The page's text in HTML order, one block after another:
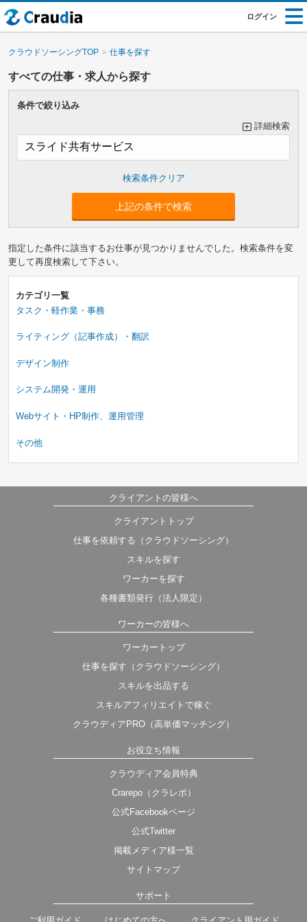
ログイン
クラウドソーシングTOP 仕事を探す
すべての仕事・求人から探す
条件で絞り込み
詳細検索
小カテゴリーで絞り込み
募集中のみ 即納品可
コンペ
プロジェクト
上記の条件で検索
指定した条件に該当するお仕事が見つかりませんでした。検索条件を変
更して再度検索して下さい。
カテゴリ一覧
タスク・軽作業・事務
ライティング（記事作成）・翻訳
デザイン制作
システム開発・運用
Webサイト・HP制作、運用管理
その他
クライアントの皆様へ
クライアントトップ
仕事を依頼する（クラウドソーシング）
スキルを探す
ワーカーを探す
各種書類発行（法人限定）
ワーカーの皆様へ
ワーカートップ
仕事を探す（クラウドソーシング）
スキルを出品する
スキルアフィリエイトで稼ぐ
クラウディアPRO（高単価マッチング）
お役立ち情報
クラウディア会員特典
Crarepo（クラレポ）
公式Facebookページ
公式Twitter
掲載メディア様一覧
サイトマップ
サポート